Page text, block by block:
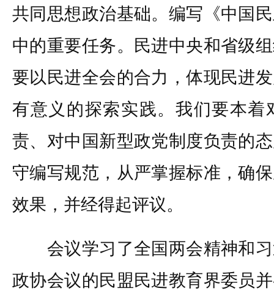
共同思想政治基础。编写《中国
中的重要任务。民进中央和省级
要以民进全会的合力，体现民进
有意义的探索实践。我们要本着
责、对中国新型政党制度负责的
守编写规范，从严掌握标准，确
效果，并经得起评议。
会议学习了全国两会精神和习
政协会议的民盟民进教育界委员